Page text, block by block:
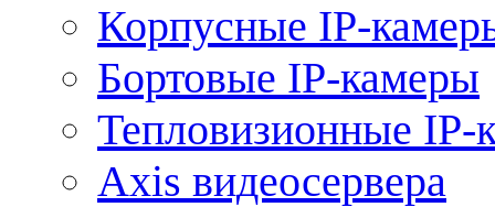
Корпусные IP-
Бортовые IP-камеры
Тепловизионные IP-
Axis видеосервера